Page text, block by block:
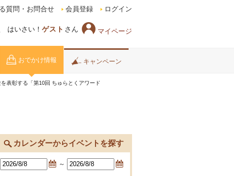
はいさい！ ゲスト さん マイページ
質問・お問合せ 会員登録 ログイン
おでかけ情報 キャンペーン
表彰する「第10回 ちゅらとくアワード
カレンダーからイベントを探す
～